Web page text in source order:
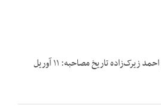
روایت کننده: آقای مهندس احمد زیرک‌زاده تاریخ مصاحبه: ۱۱ آوریل